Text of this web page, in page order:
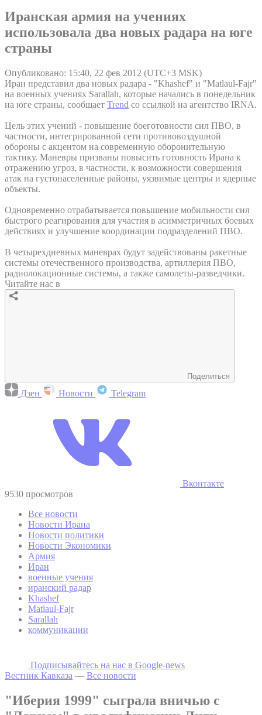
Иранская армия на учениях
использовала два новых радара на юге
страны
Опубликовано: 15:40, 22 фев 2012 (UTC+3 MSK)
Иран представил два новых радара - "Khashef" и "Matlaul-Fajr"
на военных учениях Sarallah, которые начались в понедельник
на юге страны, сообщает Trend со ссылкой на агентство IRNA.
Цель этих учений - повышение боеготовности сил ПВО, в
частности, интегрированной сети противовоздушной
обороны с акцентом на современную оборонительную
тактику. Маневры призваны повысить готовность Ирана к
отражению угроз, в частности, к возможности совершения
атак на густонаселенные районы, уязвимые центры и ядерные
объекты.
Одновременно отрабатывается повышение мобильности сил
быстрого реагирования для участия в асимметричных боевых
действиях и улучшение координации подразделений ПВО.
В четырехдневных маневрах будут задействованы ракетные
системы отечественного производства, артиллерия ПВО,
радиолокационные системы, а также самолеты-разведчики.
Читайте нас в
Поделиться
Дзен Новости Telegram
Вконтакте
9530 просмотров
Все новости
Новости Ирана
Новости политики
Новости Экономики
Армия
Иран
военные учения
иранский радар
Khashef
Matlaul-Fajr
Sarallah
коммуникации
Подписывайтесь на наc в Google-news
Вестник Кавказа — Все новости
"Иберия 1999" сыграла вничью с